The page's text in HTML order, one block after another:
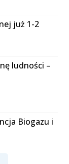
już 1-2
ludności –
Biogazu i